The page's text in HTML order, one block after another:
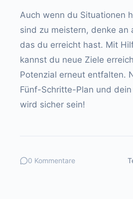
Auch wenn du Situationen
sind zu meistern, denke an
das du erreicht hast. Mit
kannst du neue Ziele
Potenzial erneut entfalten.
Fünf-Schritte-Plan und
wird sicher sein!
0 Kommentare